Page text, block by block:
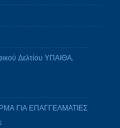
Δελτίου ΥΠΑΙΘΑ,
ΓΙΑ ΕΠΑΓΓΕΛΜΑΤΙΕΣ